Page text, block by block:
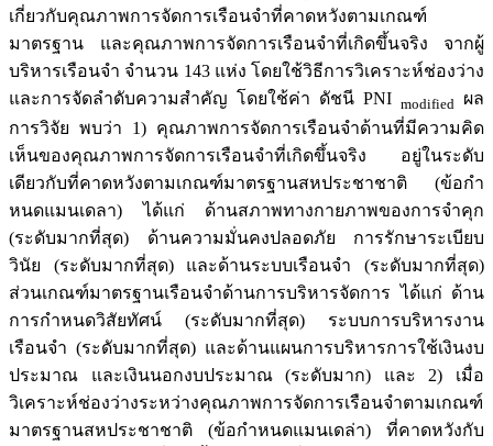
เกี่ยวกับคุณภาพการจัดการเรือนจำที่คาดหวังตามเกณฑ์
มาตรฐาน และคุณภาพการจัดการเรือนจำที่เกิดขึ้นจริง จากผู้
บริหารเรือนจำ จำนวน 143 แห่ง โดยใช้วิธีการวิเคราะห์ช่องว่าง
และการจัดลำดับความสำคัญ โดยใช้ค่า ดัชนี PNI modified ผล
การวิจัย พบว่า 1) คุณภาพการจัดการเรือนจำด้านที่มีความคิด
เห็นของคุณภาพการจัดการเรือนจำที่เกิดขึ้นจริง อยู่ในระดับ
เดียวกับที่คาดหวังตามเกณฑ์มาตรฐานสหประชาชาติ (ข้อกำ
หนดแมนเดลา) ได้แก่ ด้านสภาพทางกายภาพของการจำคุก
(ระดับมากที่สุด) ด้านความมั่นคงปลอดภัย การรักษาระเบียบ
วินัย (ระดับมากที่สุด) และด้านระบบเรือนจำ (ระดับมากที่สุด)
ส่วนเกณฑ์มาตรฐานเรือนจำด้านการบริหารจัดการ ได้แก่ ด้าน
การกำหนดวิสัยทัศน์ (ระดับมากที่สุด) ระบบการบริหารงาน
เรือนจำ (ระดับมากที่สุด) และด้านแผนการบริหารการใช้เงินงบ
ประมาณ และเงินนอกงบประมาณ (ระดับมาก) และ 2) เมื่อ
วิเคราะห์ช่องว่างระหว่างคุณภาพการจัดการเรือนจำตามเกณฑ์
มาตรฐานสหประชาชาติ (ข้อกำหนดแมนเดล่า) ที่คาดหวังกับ